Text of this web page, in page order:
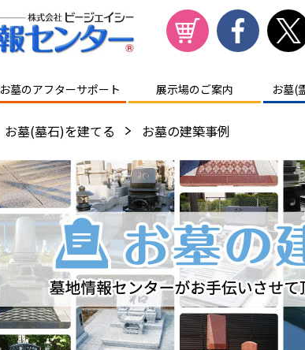
お墓のアフターサポート 展示場のご案内 お墓(
お墓(墓石)を建てる お墓の建築事例